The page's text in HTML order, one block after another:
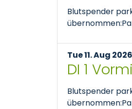
Blutspender
Tue 11. Aug
DI 1
Blutspender